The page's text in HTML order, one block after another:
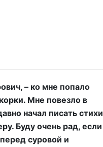
– ко мне попало
Мне повезло в
начал писать стихи
Буду очень рад, если
суровой и